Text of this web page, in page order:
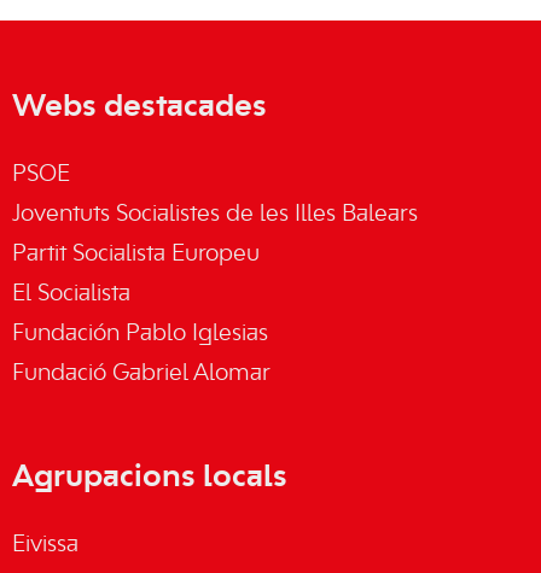
Webs destacades
PSOE
Joventuts Socialistes de les Illes Balears
Partit Socialista Europeu
El Socialista
Fundación Pablo Iglesias
Fundació Gabriel Alomar
Agrupacions locals
Eivissa